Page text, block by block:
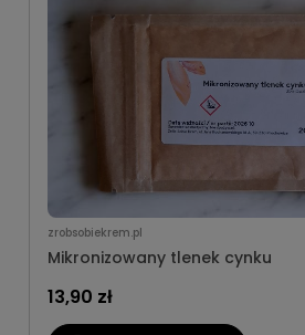
zrobsobiekrem.pl
Mikronizowany tlenek cynku
13,90 zł